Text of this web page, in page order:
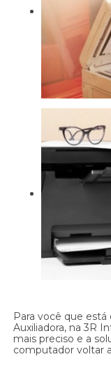
Para você que
Auxiliadora, na 3R
mais preciso e a
computador voltar